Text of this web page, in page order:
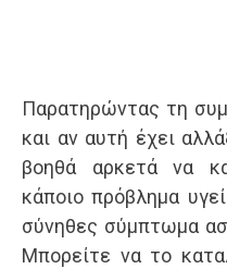
Παρατηρώντας τη
και αν αυτή έχει
βοηθά αρκετά να
κάποιο πρόβλημα
σύνηθες σύμπτωμα
Μπορείτε να το